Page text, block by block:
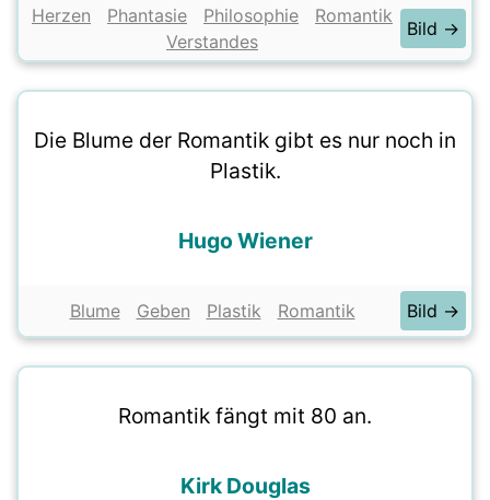
Herzen Phantasie Philosophie
Romantik
Verstandes
Bild →
Die Blume der Romantik gibt es nur noch in
Plastik.
Hugo Wiener
Blume Geben Plastik Romantik Bild →
Romantik fängt mit 80 an.
Kirk Douglas